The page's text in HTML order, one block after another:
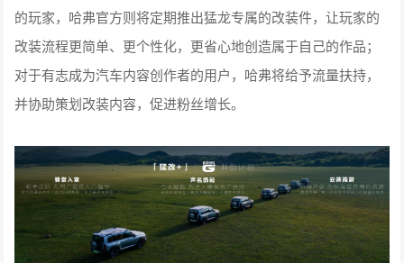
的玩家，哈弗官方则将定期推出猛龙专属的改装件，让玩家的
改装流程更简单、更个性化，更省心地创造属于自己的作品；
对于有志成为汽车内容创作者的用户，哈弗将给予流量扶持，
并协助策划改装内容，促进粉丝增长。